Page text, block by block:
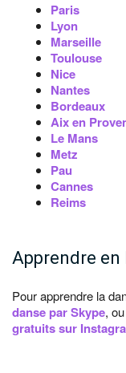
Paris
Lyon
Marseille
Toulouse
Nice
Nantes
Bordeaux
Aix en
Le Mans
Metz
Pau
Cannes
Reims
Apprendre en
Pour apprendre la
danse par Skype,
gratuits sur